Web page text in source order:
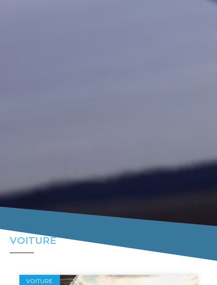
VOITURE
VOITURE